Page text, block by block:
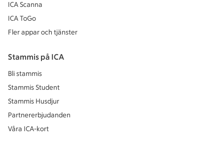
ICA Scanna
ICA ToGo
Fler appar och tjänster
Stammis på ICA
Bli stammis
Stammis Student
Stammis Husdjur
Partnererbjudanden
Våra ICA-kort